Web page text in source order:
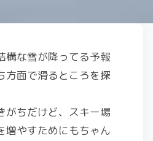
構な雪が降ってる予報
方面で滑るところを探
がちだけど、スキー場
増やすためにもちゃん